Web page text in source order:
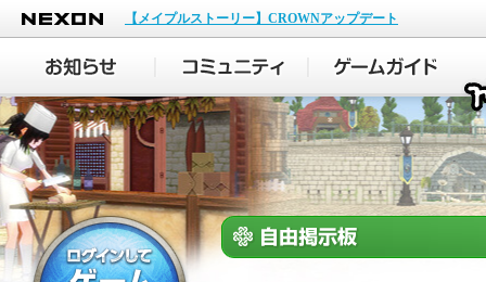
NEXON
【メイプルストーリー】CROWNアップデート